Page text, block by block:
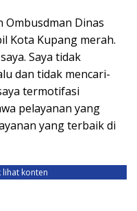
Ombusdman Dinas
Kota Kupang merah.
Saya tidak
dan tidak mencari-
termotifasi
pelayanan yang
yang terbaik di
lihat konten